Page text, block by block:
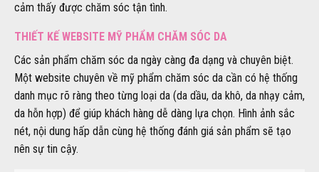
cảm thấy được chăm sóc tận tình.
THIẾT KẾ WEBSITE MỸ PHẨM CHĂM SÓC DA
Các sản phẩm chăm sóc da ngày càng đa dạng và chuyên biệt.
Một website chuyên về mỹ phẩm chăm sóc da cần có hệ thống
danh mục rõ ràng theo từng loại da (da dầu, da khô, da nhạy cảm,
da hỗn hợp) để giúp khách hàng dễ dàng lựa chọn. Hình ảnh sắc
nét, nội dung hấp dẫn cùng hệ thống đánh giá sản phẩm sẽ tạo
nên sự tin cậy.